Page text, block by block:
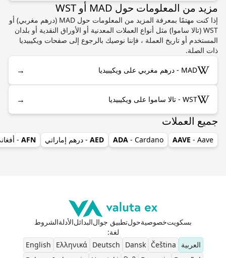
مزيد من المعلومات حول MAD أو WST
إذا كنت مهتمًا بمعرفة المزيد من المعلومات حول MAD (درهم مغربي) أو
WST (تالا ساموا) مثل أنواع العملات المعدنية أو الأوراق النقدية أو بلدان
المستخدم أو تاريخ العملة ، فإننا نوصيك بالرجوع إلى صفحات ويكيبيديا
ذات الصلة.
MAD - درهم مغربي على ويكيبيديا →
WST - تالا ساموا على ويكيبيديا →
جميع العملات
AAVE - Aave
ADA - Cardano
AED - درهم إماراتي AFN
-
بسكويتخصوصيةحولتطبيق جوالالبدائلالأدلةالشروط
لغة:
العربية
Čeština
Dansk
Deutsch
Ελληνικά
English